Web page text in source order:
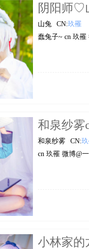
阴阳师♡
山兔 CN:玖罹
蠢兔子~ cn 玖罹
和泉纱雾
和泉纱雾 CN:
cn 玖罹 微博@
小林家的